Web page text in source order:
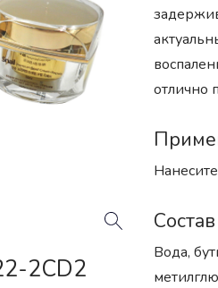
2CD2
отлично
Состав
Вода,